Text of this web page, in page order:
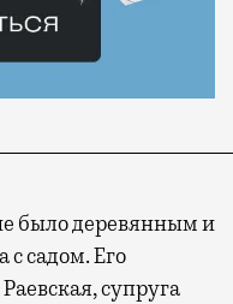
было деревянным и
с садом. Его
супруга